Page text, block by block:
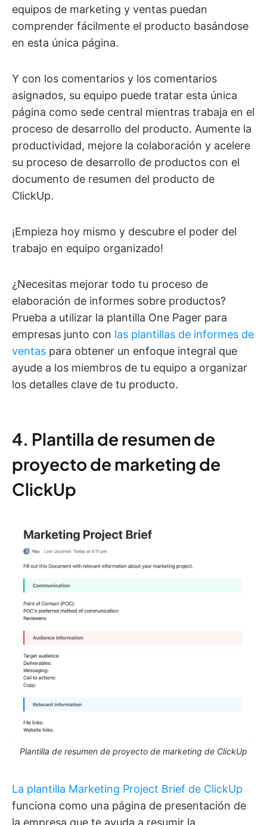
equipos de marketing y ventas puedan
comprender fácilmente el producto basándose
en esta única página.
Y con los comentarios y los comentarios
asignados, su equipo puede tratar esta única
página como sede central mientras trabaja en el
proceso de desarrollo del producto. Aumente la
productividad, mejore la colaboración y acelere
su proceso de desarrollo de productos con el
documento de resumen del producto de
ClickUp.
¡Empieza hoy mismo y descubre el poder del
trabajo en equipo organizado!
¿Necesitas mejorar todo tu proceso de
elaboración de informes sobre productos?
Prueba a utilizar la plantilla One Pager para
empresas junto con las plantillas de informes de
ventas para obtener un enfoque integral que
ayude a los miembros de tu equipo a organizar
los detalles clave de tu producto.
4. Plantilla de resumen de
proyecto de marketing de
ClickUp
Plantilla de resumen de proyecto de marketing de ClickUp
La plantilla Marketing Project Brief de ClickUp
funciona como una página de presentación de
la empresa que te ayuda a resumir la